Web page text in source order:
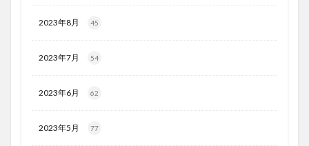
2023年8月 45
2023年7月 54
2023年6月 62
2023年5月 77